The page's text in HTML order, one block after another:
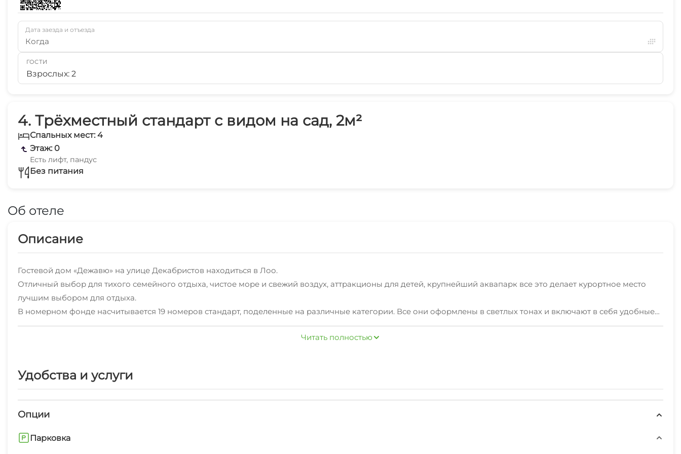
4. Трёхместный стандарт с видом на сад, 2м²
Спальных мест: 4
Этаж: 0
Есть лифт, пандус
Без питания
Об отеле
Описание
Гостевой дом «Дежавю» на улице Декабристов находиться в Лоо.
Отличный выбор для тихого семейного отдыха, чистое море и свежий воздух, аттракционы для детей, крупнейший аквапарк все это делает курортное место
лучшим выбором для отдыха.
В номерном фонде насчитывается 19 номеров стандарт, поделенные на различные категории. Все они оформлены в светлых тонах и включают в себя удобные
спальные места и технику. Из некоторых номеров открывается прекрасный вид на бескрайное море. На всей территории открыт доступ к бесплатной сети Wi-Fi.
Читать полностью
Удобства и услуги
Опции
Парковка
Дата заезда и отъезда
Когда
ГОСТИ
Взрослых: 2